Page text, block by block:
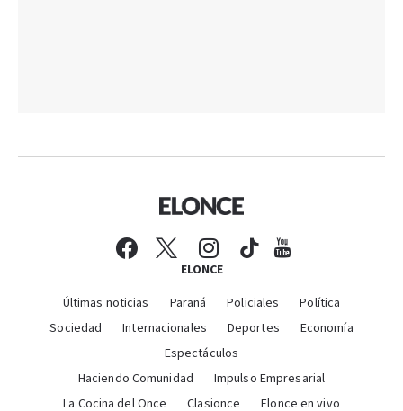
ELONCE
Últimas noticias Paraná Policiales
Política
Sociedad
Internacionales Deportes
Economía
Espectáculos
Haciendo Comunidad
Impulso Empresarial
La Cocina del Once
Clasionce Elonce en vivo